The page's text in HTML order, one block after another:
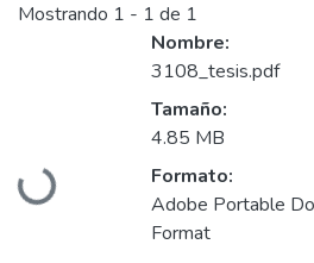
Mostrando 1 - 1 de 1
Cargando...
Nombre:
3108_tesis.pdf
Tamaño:
4.85 MB
Formato:
Adobe Portable
Format